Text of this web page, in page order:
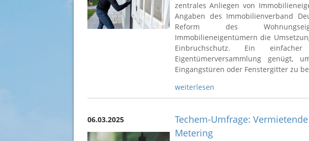
zentrales Anliegen von
Angaben des Immobilienverband
Reform des
Immobilieneigentümern die
Einbruchschutz. Ein
Eigentümerversammlung genügt,
Eingangstüren oder Fenstergitter zu
weiterlesen
06.03.2025
Techem-Umfrage:
Metering